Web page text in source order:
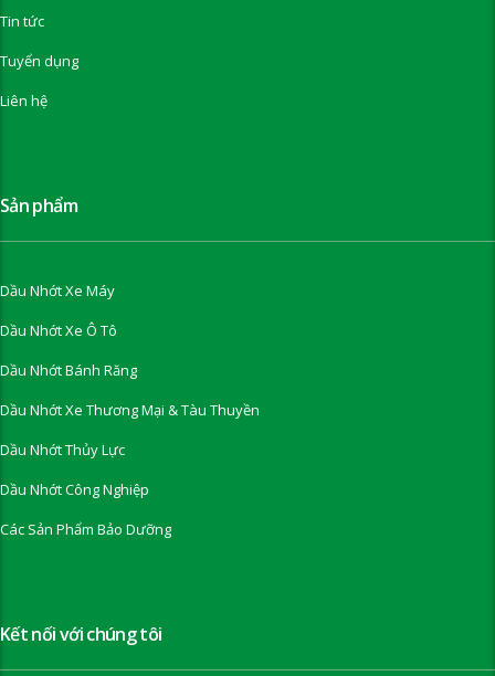
Tin tức
Tuyển dụng
Liên hệ
Sản phẩm
Dầu Nhớt Xe Máy
Dầu Nhớt Xe Ô Tô
Dầu Nhớt Bánh Răng
Dầu Nhớt Xe Thương Mại & Tàu Thuyền
Dầu Nhớt Thủy Lực
Dầu Nhớt Công Nghiệp
Các Sản Phẩm Bảo Dưỡng
Kết nối với chúng tôi